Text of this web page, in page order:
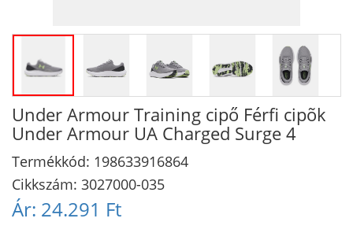
Under Armour Training cipő Férfi cipõk
Under Armour UA Charged Surge 4
Termékkód: 198633916864
Cikkszám: 3027000-035
Ár: 24.291 Ft